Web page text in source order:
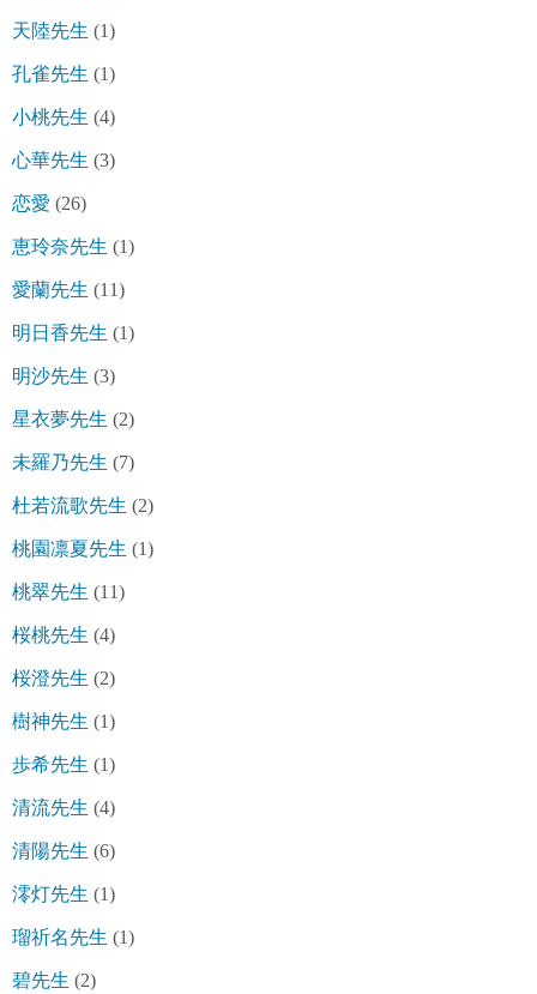
天陸先生 (1)
孔雀先生 (1)
小桃先生 (4)
心華先生 (3)
恋愛 (26)
恵玲奈先生 (1)
愛蘭先生 (11)
明日香先生 (1)
明沙先生 (3)
星衣夢先生 (2)
未羅乃先生 (7)
杜若流歌先生 (2)
桃園凛夏先生 (1)
桃翠先生 (11)
桜桃先生 (4)
桜澄先生 (2)
樹神先生 (1)
歩希先生 (1)
清流先生 (4)
清陽先生 (6)
澪灯先生 (1)
瑠祈名先生 (1)
碧先生 (2)